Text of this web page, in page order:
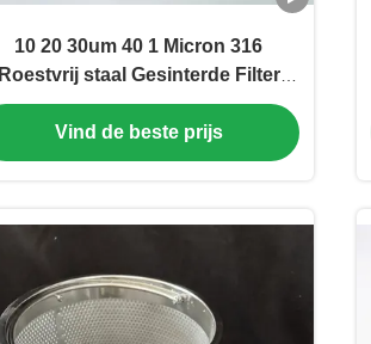
10 20 30um 40 1 Micron 316
Roestvrij staal Gesinterde Filter
Mesh Plate Perforated
Vind de beste prijs